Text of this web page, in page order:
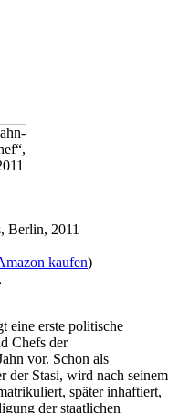
Berlin, 2011
kaufen)
eine erste politische
Chefs der
vor. Schon als
der Stasi, wird nach seinem
später inhaftiert,
der staatlichen